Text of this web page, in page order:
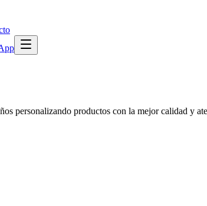
personalizando productos con la mejor calidad y